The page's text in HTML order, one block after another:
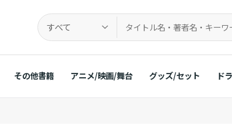
すべて
その他書籍 アニメ/映画/舞台 グッズ/セット ド